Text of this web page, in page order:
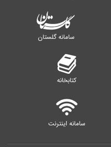
سامانه گلستان
کتابخانه
سامانه اینترنت